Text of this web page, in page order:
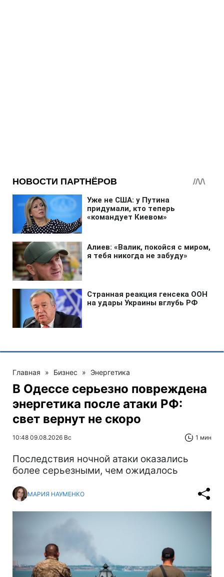
Главная » Бизнес » Энергетика
В Одессе серьезно повреждена
энергетика после атаки РФ:
свет вернут не скоро
10:48 09.08.2026 Вс 1 мин
Последствия ночной атаки оказались
более серьезными, чем ожидалось
МАРИЯ НАУМЕНКО